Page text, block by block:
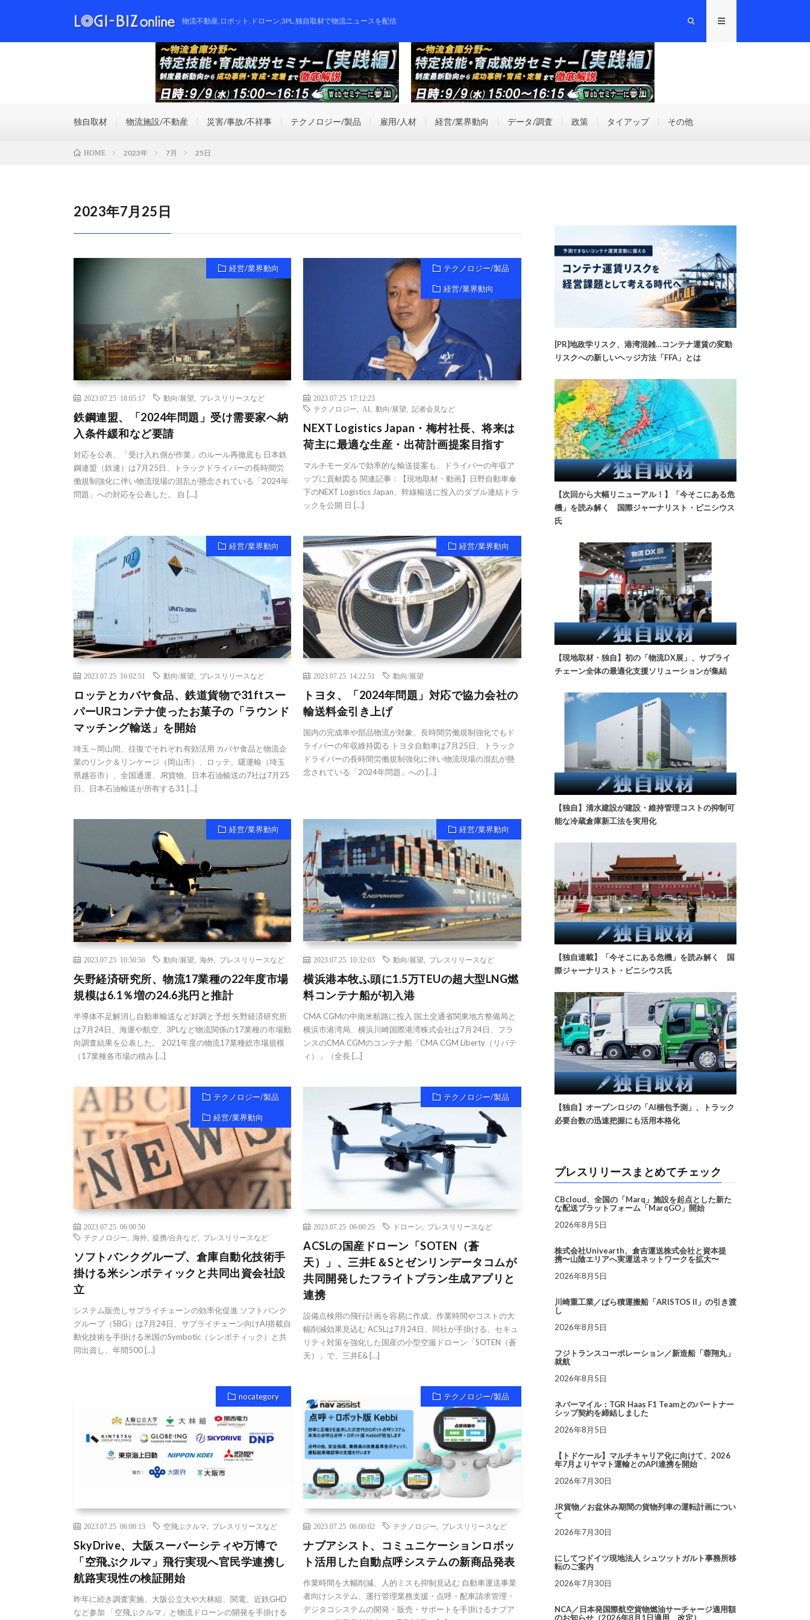
物流不動産,ロボット,ドローン,3PL,独自取材で物流ニュースを配信
独自取材 物流施設/不動産 災害/事故/不祥事 テクノロジー/製品 雇用/人材 経営/業界動向 データ/調査 政策 タイアップ その他
HOME 2023年 7月 25日
2023年7月25日
経営/業界動向
2023.07.25 18:05:17 動向/展望 プレスリリースなど
鉄鋼連盟、「2024年問題」受け需要家へ納
入条件緩和など要請
対応を公表、「受け入れ側が作業」のルール再徹底も 日本鉄
鋼連盟（鉄連）は7月25日、トラックドライバーの長時間労
働規制強化に伴い物流現場の混乱が懸念されている「2024年
問題」への対応を公表した。 自 […]
テクノロジー/製品
経営/業界動向
2023.07.25 17:12:23
テクノロジー
AI ,動向/展望 ,記者会見など
NEXT Logistics Japan・梅村社長、将来は
荷主に最適な生産・出荷計画提案目指す
マルチモーダルで効率的な輸送提案も、ドライバーの年収ア
ップに貢献図る 関連記事：【現地取材・動画】日野自動車傘
下のNEXT Logistics Japan、幹線輸送に投入のダブル連結トラ
ックを公開 日 […]
経営/業界動向
2023.07.25 16:02:51 動向/展望 プレスリリースなど
ロッテとカバヤ食品、鉄道貨物で31ftスー
パーURコンテナ使ったお菓子の「ラウンド
マッチング輸送」を開始
埼玉～岡山間、往復でそれぞれ有効活用 カバヤ食品と物流企
業のリンク＆リンケージ（岡山市）、ロッテ、曙運輸（埼玉
県越谷市）、全国通運、JR貨物、日本石油輸送の7社は7月25
日、日本石油輸送が所有する31 […]
経営/業界動向
2023.07.25 14:22:51 動向/展望
トヨタ、「2024年問題」対応で協力会社の
輸送料金引き上げ
国内の完成車や部品物流が対象、長時間労働規制強化でもド
ライバーの年収維持図る トヨタ自動車は7月25日、トラック
ドライバーの長時間労働規制強化に伴い物流現場の混乱が懸
念されている「2024年問題」への […]
経営/業界動向
2023.07.25 10:50:56 動向/展望 海外 プレスリリースなど
矢野経済研究所、物流17業種の22年度市場
規模は6.1％増の24.6兆円と推計
半導体不足解消し自動車輸送など好調と予想 矢野経済研究所
は7月24日、海運や航空、3PLなど物流関係の17業種の市場動
向調査結果を公表した。 2021年度の物流17業種総市場規模
（17業種各市場の積み […]
経営/業界動向
2023.07.25 10:32:03 動向/展望 プレスリリースなど
横浜港本牧ふ頭に1.5万TEUの超大型LNG燃
料コンテナ船が初入港
CMA CGMの中南米航路に投入 国土交通省関東地方整備局と
横浜市港湾局、横浜川崎国際港湾株式会社は7月24日、フラ
ンスのCMA CGMのコンテナ船「CMA CGM Liberty（リバテ
ィ）」（全長 […]
テクノロジー/製品
経営/業界動向
2023.07.25 06:00:50
テクノロジー
海外 提携/合弁など プレスリリースなど
ソフトバンクグループ、倉庫自動化技術手
掛ける米シンボティックと共同出資会社設
立
システム販売しサプライチェーンの効率化促進 ソフトバンク
グループ（SBG）は7月24日、サプライチェーン向けAI搭載自
動化技術を手掛ける米国のSymbotic（シンボティック）と共
同出資し、年間500 […]
テクノロジー/製品
2023.07.25 06:00:25 ドローン プレスリリースなど
ACSLの国産ドローン「SOTEN（蒼
天）」、三井E＆Sとゼンリンデータコムが
共同開発したフライトプラン生成アプリと
連携
設備点検用の飛行計画を容易に作成、作業時間やコストの大
幅削減効果見込む ACSLは7月24日、同社が手掛ける、セキュ
リティ対策を強化した国産の小型空撮ドローン「SOTEN（蒼
天）」で、三井E& […]
nocategory
2023.07.25 06:00:13 空飛ぶクルマ プレスリリースなど
SkyDrive、大阪スーパーシティや万博で
「空飛ぶクルマ」飛行実現へ官民学連携し
航路実現性の検証開始
昨年に続き調査実施、大阪公立大や大林組、関電、近鉄GHD
など参加 「空飛ぶクルマ」と物流ドローンの開発を手掛ける
テクノロジー/製品
2023.07.25 06:00:02 テクノロジー プレスリリースなど
ナブアシスト、コミュニケーションロボッ
ト活用した自動点呼システムの新商品発表
作業時間を大幅削減、人的ミスも抑制見込む 自動車運送事業
者向けシステム、運行管理業務支援・点呼・配車請求管理・
デジタコシステムの開発・販売・サポートを手掛けるナブア
[PR]地政学リスク、港湾混雑…コンテナ運賃の変動
リスクへの新しいヘッジ方法「FFA」とは
【次回から大幅リニューアル！】「今そこにある危
機」を読み解く 国際ジャーナリスト・ビニシウス
氏
【現地取材・独自】初の「物流DX展」、サプライ
チェーン全体の最適化支援ソリューションが集結
【独自】清水建設が建設・維持管理コストの抑制可
能な冷蔵倉庫新工法を実用化
【独自連載】「今そこにある危機」を読み解く 国
際ジャーナリスト・ビニシウス氏
【独自】オープンロジの「AI梱包予測」、トラック
必要台数の迅速把握にも活用本格化
プレスリリースまとめてチェック
CBcloud、全国の「Marq」施設を起点とした新た
な配送プラットフォーム「MarqGO」開始
2026年8月5日
株式会社Univearth、倉吉運送株式会社と資本提
携〜山陰エリアへ実運送ネットワークを拡大〜
2026年8月5日
川崎重工業／ばら積運搬船「ARISTOS II」の引き渡
し
2026年8月5日
フジトランスコーポレーション／新造船「蓉翔丸」
就航
2026年8月5日
ネバーマイル：TGR Haas F1 Teamとのパートナー
シップ契約を締結しました
2026年8月5日
【トドケール】マルチキャリア化に向けて、2026
年7月よりヤマト運輸とのAPI連携を開始
2026年7月30日
JR貨物／お盆休み期間の貨物列車の運転計画につい
て
2026年7月30日
にしてつドイツ現地法人 シュツットガルト事務所移
転のご案内
2026年7月30日
NCA／日本発国際航空貨物燃油サーチャージ適用額
のお知らせ（2026年8月1日適用 改定）